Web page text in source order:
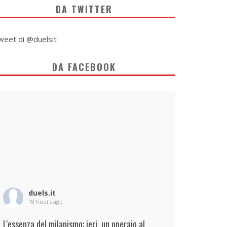
DA TWITTER
di @duelsit
DA FACEBOOK
duels.it
18 hours ago
L'essenza del milanismo: ieri, un operaio al